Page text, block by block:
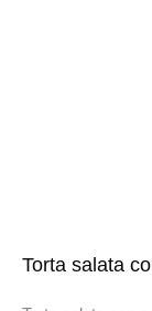
Torta salata